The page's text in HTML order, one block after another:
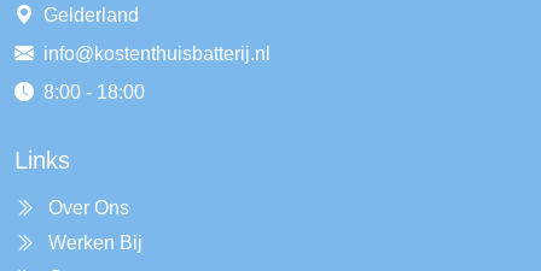
Gelderland
info@kostenthuisbatterij.nl
8:00 - 18:00
Links
Over Ons
Werken Bij